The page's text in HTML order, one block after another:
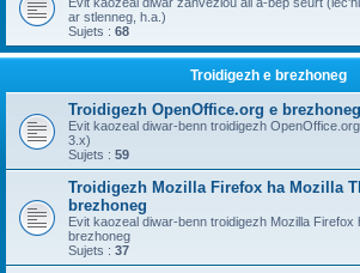
ar stlenneg, h.a.)
Sujets : 68
Troidigezh e brezhoneg
Troidigezh OpenOffice.org e
Evit kaozeal diwar-benn troidigezh
3.x)
Sujets : 59
Troidigezh Mozilla Firefox ha Mozilla
brezhoneg
Evit kaozeal diwar-benn troidigezh Mozilla Firefox
brezhoneg
Sujets : 37